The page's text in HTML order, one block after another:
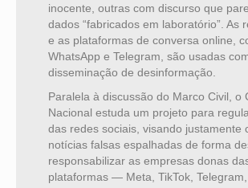
inocente, outras com discurso que
dados “fabricados em laboratório”. As
e as plataformas de conversa online,
WhatsApp e Telegram, são usadas
disseminação de desinformação.
Paralela à discussão do Marco Civil, o
Nacional estuda um projeto para
das redes sociais, visando justamente
notícias falsas espalhadas de forma
responsabilizar as empresas donas
plataformas — Meta, TikTok,